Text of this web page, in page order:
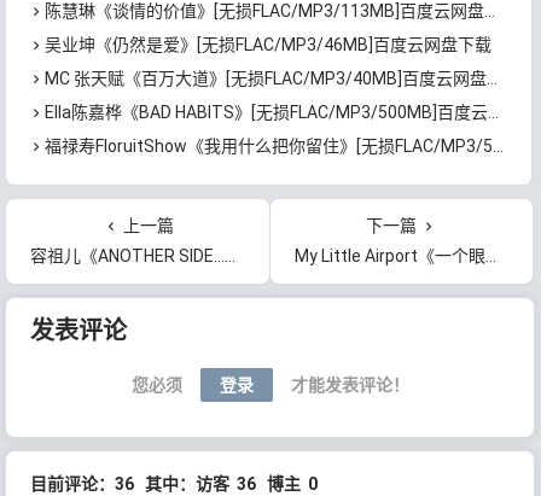
陈慧琳《谈情的价值》[无损FLAC/MP3/113MB]百度云网盘下载
吴业坤《仍然是爱》[无损FLAC/MP3/46MB]百度云网盘下载
MC 张天赋《百万大道》[无损FLAC/MP3/40MB]百度云网盘下载
Ella陈嘉桦《BAD HABITS》[无损FLAC/MP3/500MB]百度云网盘下载
福禄寿FloruitShow《我用什么把你留住》[无损FLAC/MP3/592MB]百度云网盘下载
上一篇
容祖儿《ANOTHER SIDE……JOEY · MY SECRET · LIVE》[无损FLAC/MP3/1.25GB]百度云网盘下载
下一篇
My Little Airport《一个眼神》[无损FLAC/MP3/24MB]百度云网盘下载
文章导航
发表评论
您必须 登录 才能发表评论！
目前评论：36 其中：访客 36 博主 0